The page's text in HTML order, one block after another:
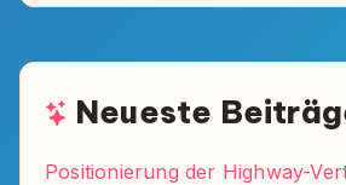
Neueste
Positionierung der Highway-